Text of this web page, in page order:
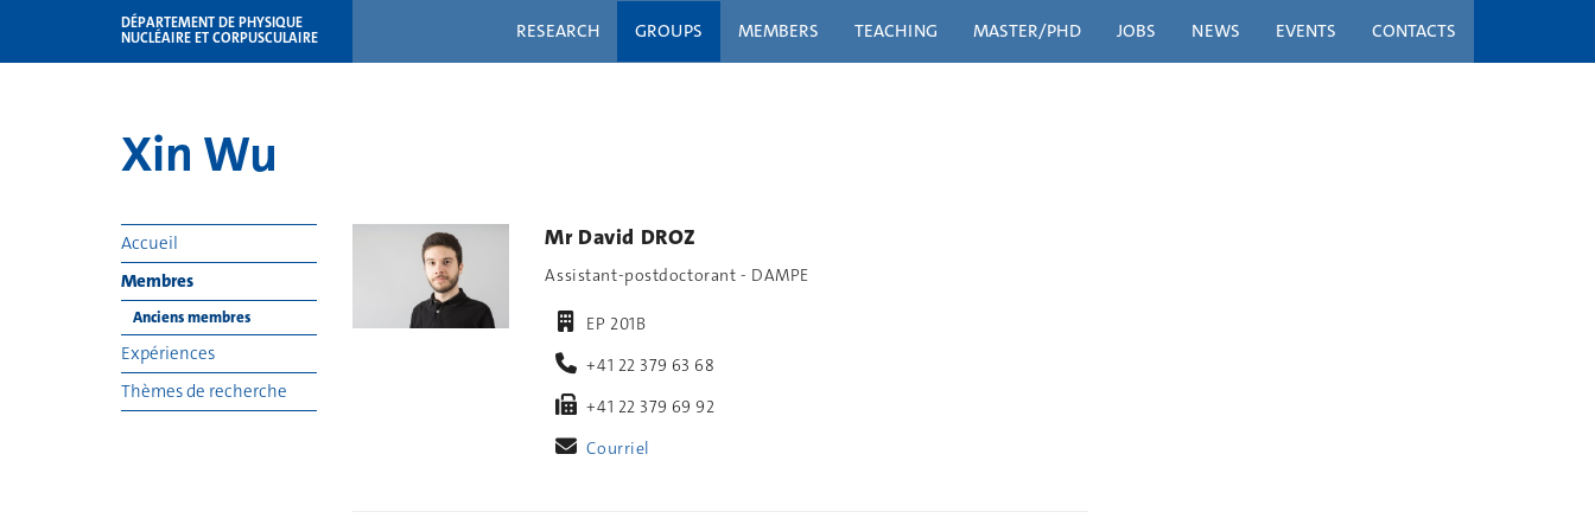
DÉPARTEMENT DE PHYSIQUE
NUCLÉAIRE ET CORPUSCULAIRE
RESEARCH GROUPS MEMBERS TEACHING MASTER/PHD JOBS NEWS EVENTS CONTACTS
Xin Wu
Accueil
Membres
Anciens membres
Expériences
Thèmes de recherche
Mr David DROZ
Assistant-postdoctorant - DAMPE
EP 201B
+41 22 379 63 68
+41 22 379 69 92
Courriel